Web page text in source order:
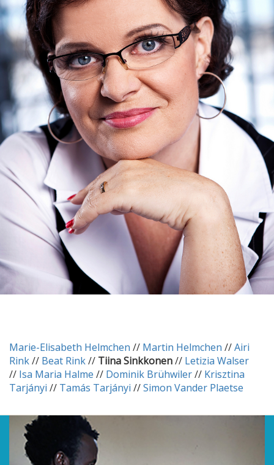
Marie-Elisabeth Helmchen // Martin Helmchen //Airi
Rink// Beat Rink// Tiina Sinkkonen// Letizia Walser
// Isa Maria Halme // Dominik Brühwiler// Krisztina
Tarjányi // Tamás Tarjányi //Simon Vander Plaetse